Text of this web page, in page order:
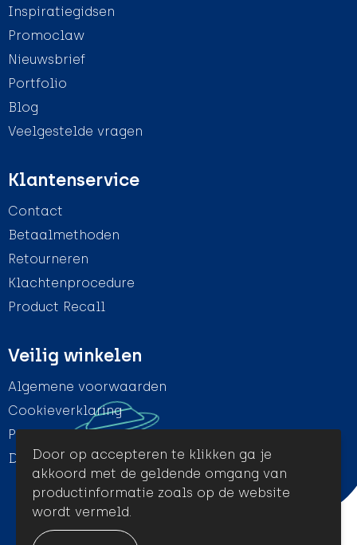
Inspiratiegidsen
Promoclaw
Nieuwsbrief
Portfolio
Blog
Veelgestelde vragen
Klantenservice
Contact
Betaalmethoden
Retourneren
Klachtenprocedure
Product Recall
Veilig winkelen
Algemene voorwaarden
Cookieverklaring
Privacyverklaring
Disclaimer
Door op accepteren te klikken ga je
akkoord met de geldende omgang van
productinformatie zoals op de website
wordt vermeld.